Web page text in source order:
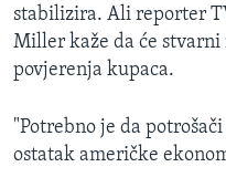
stabilizira. Ali reporter
Miller kaže da će stvarni
povjerenja kupaca.
"Potrebno je da
ostatak američke